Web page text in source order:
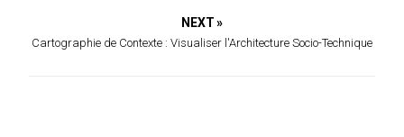
NEXT »
Cartographie de Contexte : Visualiser l'Architecture Socio-Technique